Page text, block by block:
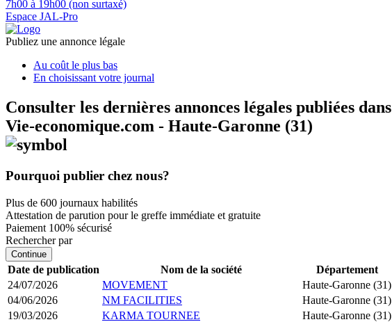
7h00 à 19h00 (non surtaxé)
Espace JAL-Pro
Publiez une annonce légale
Au coût le plus bas
En choisissant votre journal
Consulter les dernières annonces légales publiées dans
Vie-economique.com - Haute-Garonne (31)
Pourquoi publier chez nous?
Plus de 600 journaux habilités
Attestation de parution pour le greffe immédiate et gratuite
Paiement 100% sécurisé
Rechercher par
Continue
Date de publication Nom de la société Département
24/07/2026
MOVEMENT Haute-Garonne (31)
04/06/2026
NM FACILITIES Haute-Garonne (31)
19/03/2026
KARMA TOURNEE Haute-Garonne (31)